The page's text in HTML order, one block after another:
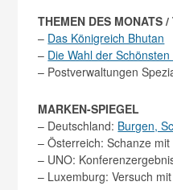
THEMEN DES MONATS
– Das Königreich Bhutan
– Die Wahl der Schönsten
– Postverwaltungen
MARKEN-SPIEGEL
– Deutschland: Burgen,
– Österreich: Schanze
– UNO:
– Luxemburg: Versuch